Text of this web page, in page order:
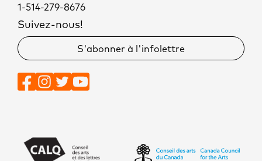
1-514-279-8676
Suivez-nous!
S'abonner à l'infolettre